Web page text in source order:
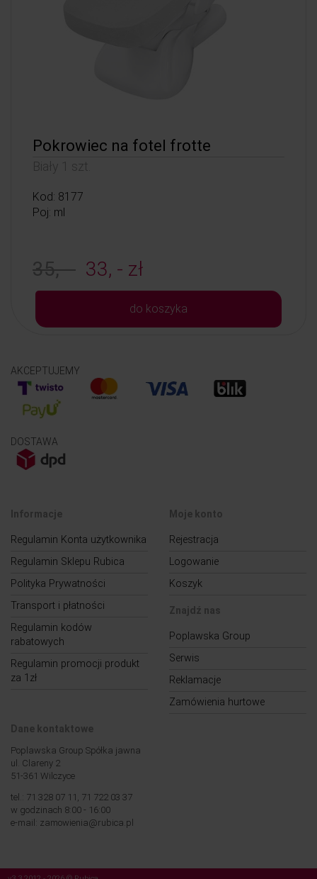
Pokrowiec na fotel frotte
Biały 1 szt.
Kod: 8177
Poj: ml
35, - 33, - zł
do koszyka
AKCEPTUJEMY
DOSTAWA
Informacje
Regulamin Konta użytkownika
Regulamin Sklepu Rubica
Polityka Prywatności
Transport i płatności
Regulamin kodów
rabatowych
Regulamin promocji produkt
za 1zł
Moje konto
Rejestracja
Logowanie
Koszyk
Znajdź nas
Poplawska Group
Serwis
Reklamacje
Zamówienia hurtowe
Dane kontaktowe
Poplawska Group Spółka jawna
ul. Clareny 2
51-361 Wilczyce
tel.: 71 328 07 11, 71 722 03 37
w godzinach 8:00 - 16:00
e-mail: zamowienia@rubica.pl